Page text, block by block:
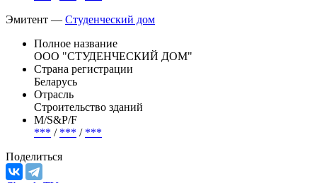
14 500 000 000 BYR
***/***/***
Эмитент —Студенческий дом
Полное название
ООО "СТУДЕНЧЕСКИЙ ДОМ"
Страна регистрации
Беларусь
Строительство зданий
М/S&P/F